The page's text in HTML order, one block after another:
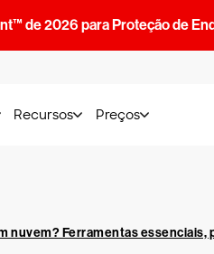
de 2026 para Proteção de
Recursos Preços
nuvem? Ferramentas